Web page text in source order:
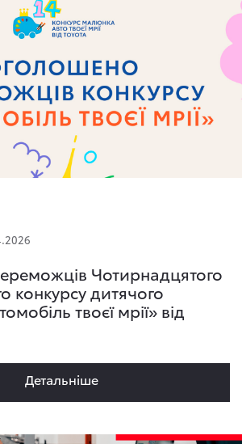
Чотирнадцятого
конкурсу дитячого
твоєї мрії» від
Детальнiше